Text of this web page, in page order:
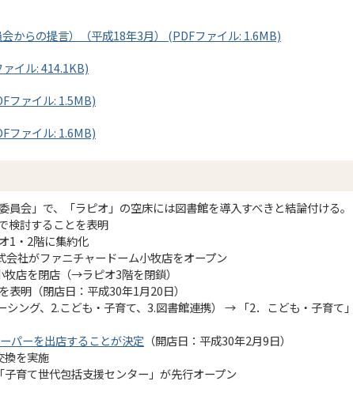
からの提言）（平成18年3月） (PDFファイル: 1.6MB)
イル: 414.1KB)
ファイル: 1.5MB)
ファイル: 1.6MB)
会」で、「ラピオ」の空床には図書館を導入すべきと結論付ける。
検討することを表明
1・2階に集約化
社がファニチャードーム小牧店をオープン
店を閉店（→ラピオ3階を閉鎖）
明（閉店日：平成30年1月20日）
ング、2.こども・子育て、3.図書館連携） → 「2．こども・子育て
パーを出店することが決定 （開店日：平成30年2月9日）
換を実施
育て世代包括支援センター」が先行オープン